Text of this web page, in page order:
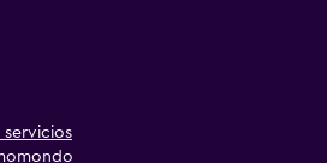
servicios